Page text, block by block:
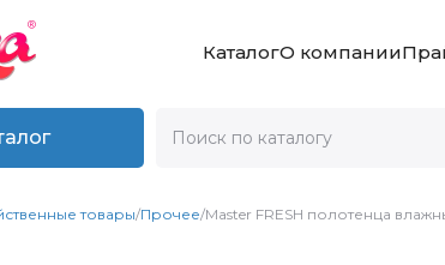
КаталогО компании
товары/Прочее/Master FRESH полотенца